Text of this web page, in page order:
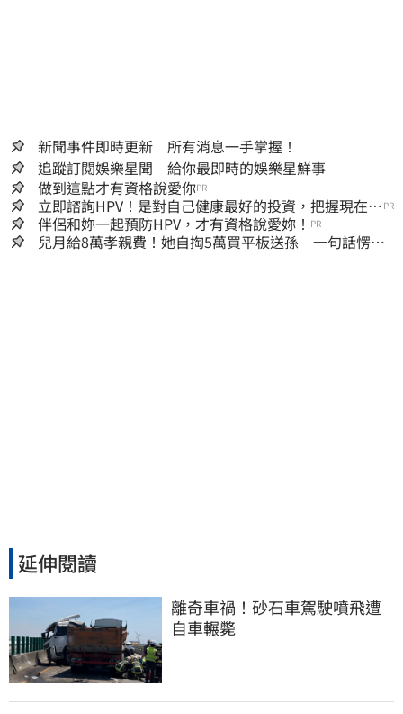
新聞事件即時更新 所有消息一手掌握！
追蹤訂閱娛樂星聞 給你最即時的娛樂星鮮事
做到這點才有資格說愛你PR
立即諮詢HPV！是對自己健康最好的投資，把握現在不
嫌晚！
PR
伴侶和妳一起預防HPV，才有資格說愛妳！ PR
兒月給8萬孝親費！她自掏5萬買平板送孫 一句話愣原
延伸閱讀
離奇車禍！砂石車駕駛噴飛遭
自車輾斃